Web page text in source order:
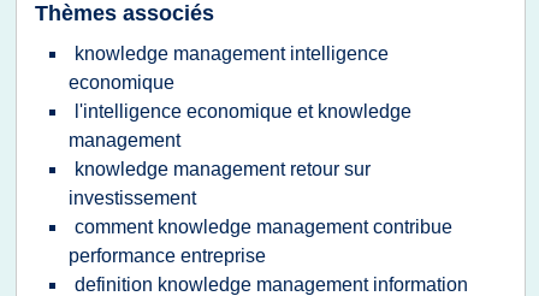
Thèmes associés
knowledge management intelligence
economique
l'intelligence economique et knowledge
management
knowledge management retour sur
investissement
comment knowledge management contribue
performance entreprise
definition knowledge management information